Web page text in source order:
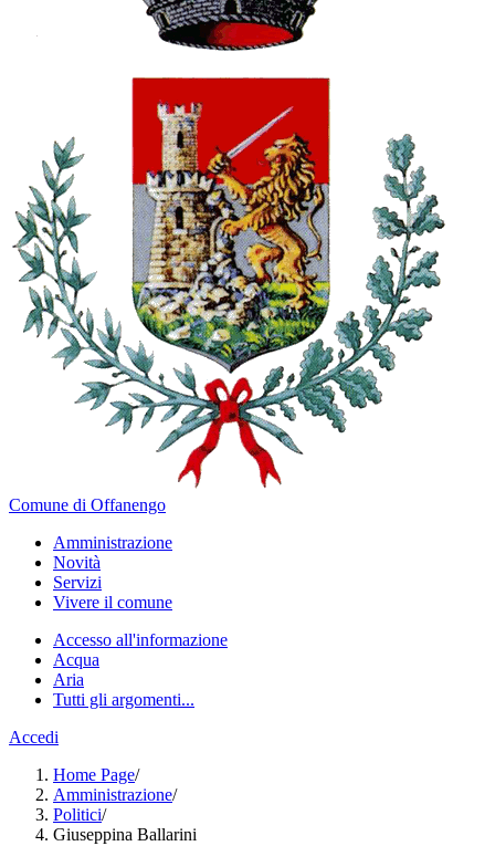
Comune di Offanengo
Amministrazione
Novità
Servizi
Vivere il comune
Accesso all'informazione
Acqua
Aria
Tutti gli argomenti...
Accedi
Home Page/
Amministrazione/
Politici/
Giuseppina Ballarini